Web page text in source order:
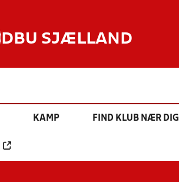
DBU SJÆLLAND
KAMP FIND KLUB NÆR DIG